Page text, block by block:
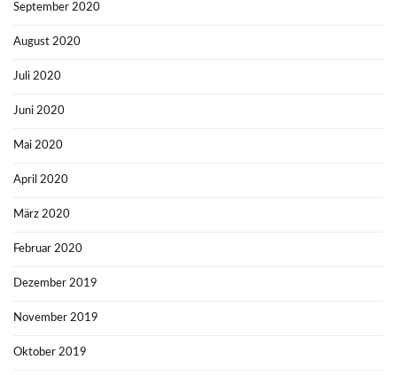
September 2020
August 2020
Juli 2020
Juni 2020
Mai 2020
April 2020
März 2020
Februar 2020
Dezember 2019
November 2019
Oktober 2019